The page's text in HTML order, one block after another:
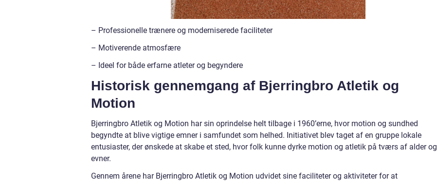
– Professionelle trænere og moderniserede faciliteter
– Motiverende atmosfære
– Ideel for både erfarne atleter og begyndere
Historisk gennemgang af Bjerringbro Atletik og
Motion
Bjerringbro Atletik og Motion har sin oprindelse helt tilbage i 1960’erne, hvor motion og sundhed
begyndte at blive vigtige emner i samfundet som helhed. Initiativet blev taget af en gruppe lokale
entusiaster, der ønskede at skabe et sted, hvor folk kunne dyrke motion og atletik på tværs af alder og
evner.
Gennem årene har Bjerringbro Atletik og Motion udvidet sine faciliteter og aktiviteter for at